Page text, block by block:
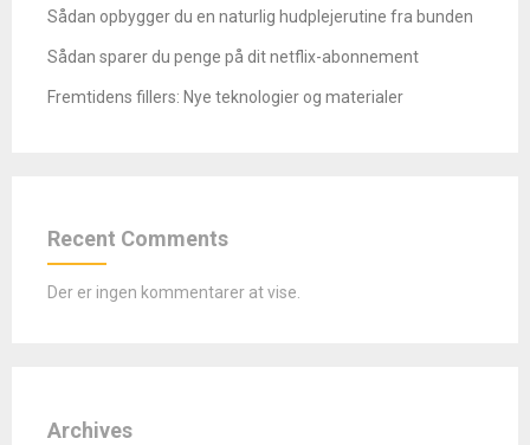
Sådan opbygger du en naturlig hudplejerutine fra bunden
Sådan sparer du penge på dit netflix-abonnement
Fremtidens fillers: Nye teknologier og materialer
Recent Comments
Der er ingen kommentarer at vise.
Archives